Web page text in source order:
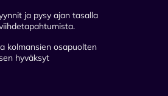
ja pysy ajan tasalla
kolmansien osapuolten
hyväksyt